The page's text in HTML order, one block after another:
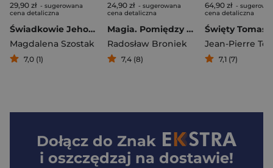
29,90 zł - sugerowana
cena detaliczna
Świadkowie Jehowy
Magdalena Szostak
7,0 (1)
24,90 zł - sugerowana
cena detaliczna
Magia. Pomiędzy zabobonem a zagrożeniem duchowym
Radosław Broniek
7,4 (8)
64,90 zł -
cena detaliczna
Jean-Pierre
7,1 (7)
Dołącz do Znak
i oszczędzaj na dostawie!